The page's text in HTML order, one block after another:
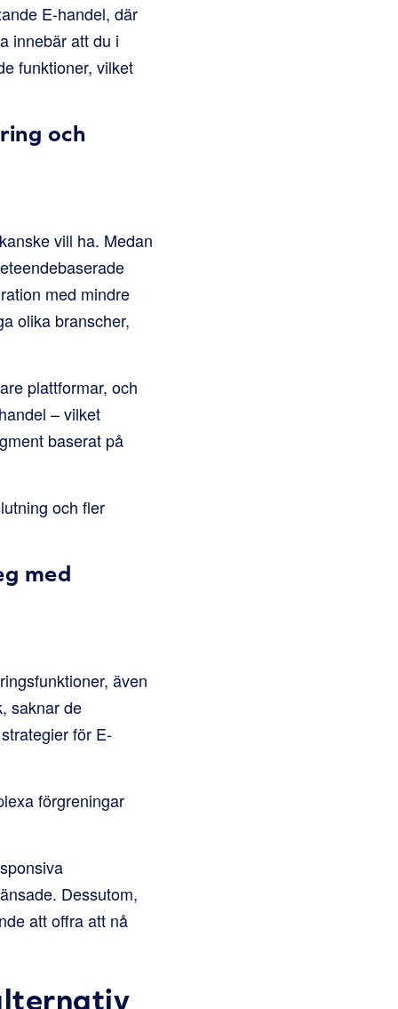
E-handel, där
innebär att du i
funktioner, vilket
och
vill ha. Medan
med mindre
olika branscher,
plattformar, och
– vilket
baserat på
och fler
med
även
saknar de
för E-
förgreningar
Dessutom,
att offra att nå